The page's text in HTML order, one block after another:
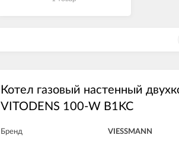
Котел газовый настенный
VITODENS 100-W B1KC
Бренд VIESSMANN